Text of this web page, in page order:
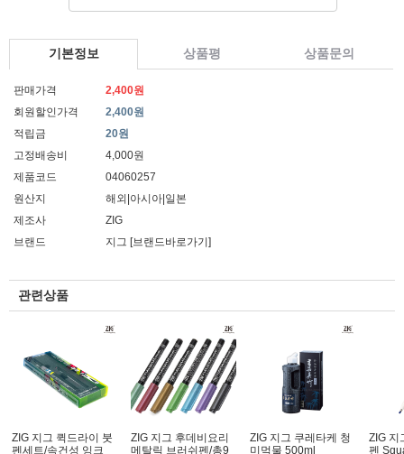
기본정보 상품평 상품문의
판매가격
2,400원
회원할인가격
2,400원
적립금
20원
고정배송비
4,000원
제품코드
04060257
원산지
해외|아시아|일본
제조사
ZIG
브랜드
지그 [브랜드바로가기]
관련상품
ZIG 지그 퀵드라이 붓
펜세트/속건성 잉크
ZIG 지그 후데비요리
메탈릭 브러쉬펜/총9
ZIG 지그 쿠레타케 청
미먹물 500ml
ZIG 지
펜